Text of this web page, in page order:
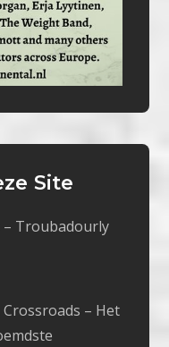
Site
– Troubadourly
Crossroads – Het